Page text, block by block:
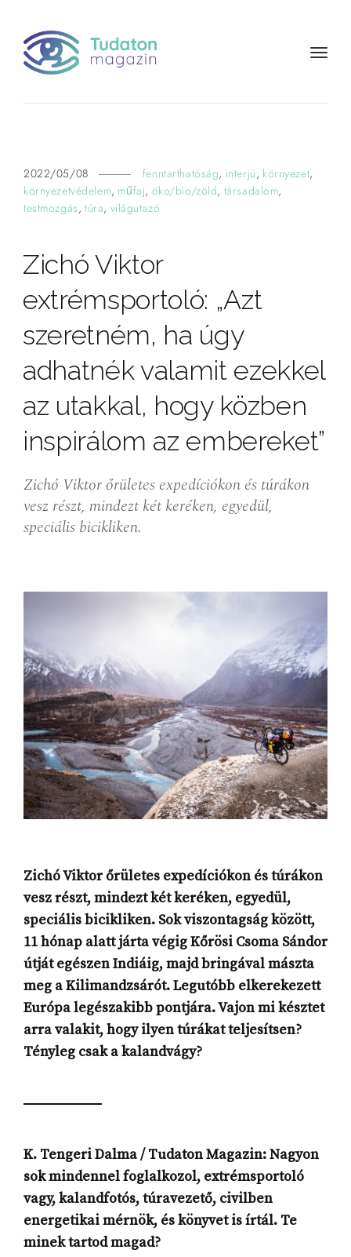
t
2022/05/08 fenntarthatóság, interjú, környezet,
környezetvédelem, műfaj, öko/bio/zöld, társadalom,
testmozgás, túra, világutazó
Zichó Viktor
extrémsportoló: „Azt
szeretném, ha úgy
adhatnék valamit ezekkel
az utakkal, hogy közben
inspirálom az embereket”
Zichó Viktor őrületes expedíciókon és túrákon
vesz részt, mindezt két keréken, egyedül,
speciális bicikliken.
Zichó Viktor őrületes expedíciókon és túrákon
vesz részt, mindezt két keréken, egyedül,
speciális bicikliken. Sok viszontagság között,
11 hónap alatt járta végig Kőrösi Csoma Sándor
útját egészen Indiáig, majd bringával mászta
meg a Kilimandzsárót. Legutóbb elkerekezett
Európa legészakibb pontjára. Vajon mi késztet
arra valakit, hogy ilyen túrákat teljesítsen?
Tényleg csak a kalandvágy?
K. Tengeri Dalma / Tudaton Magazin: Nagyon
sok mindennel foglalkozol, extrémsportoló
vagy, kalandfotós, túravezető, civilben
energetikai mérnök, és könyvet is írtál. Te
minek tartod magad?